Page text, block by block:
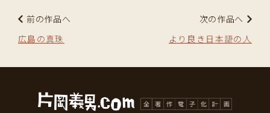
前の作品へ
広島の真珠
次の作品へ
より良き日本語の人